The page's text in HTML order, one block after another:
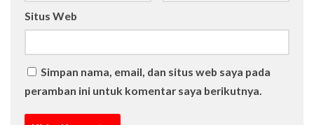
Situs Web
Simpan nama, email, dan situs web saya pada
peramban ini untuk komentar saya berikutnya.